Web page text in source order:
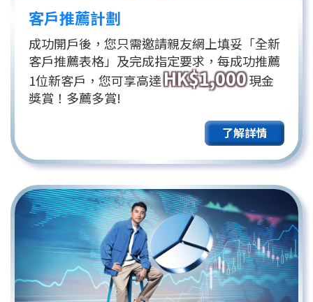
客戶推薦計劃
成功開戶後，您只需邀請親友網上填妥「全新
客戶推薦表格」及完成指定要求，每成功推薦
1位新客戶，您可享高達HK$1,000現金
獎賞！多薦多賞!
了解詳情